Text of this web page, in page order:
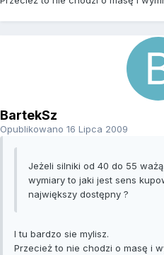
BartekSz
Opublikowano 16 Lipca 2009
Jeżeli silniki od 40 do 55
wymiary to jaki jest sens
największy dostępny ?
I tu bardzo sie mylisz.
Przecież to nie chodzi o masę i